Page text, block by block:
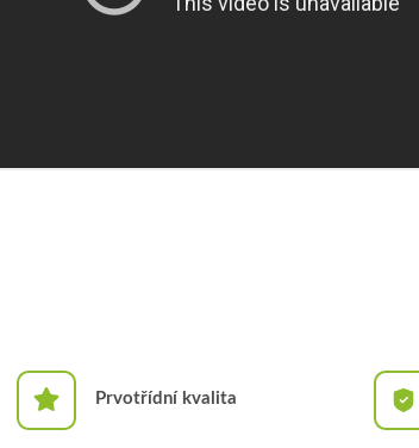
Prvotřídní kvalita